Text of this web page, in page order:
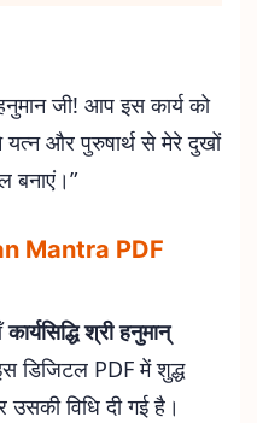
जी! आप इस कार्य को
और पुरुषार्थ से मेरे दुखों
बनाएं।”
Mantra PDF
कार्यसिद्धि श्री हनुमान्
डिजिटल PDF में शुद्ध
विधि दी गई है।